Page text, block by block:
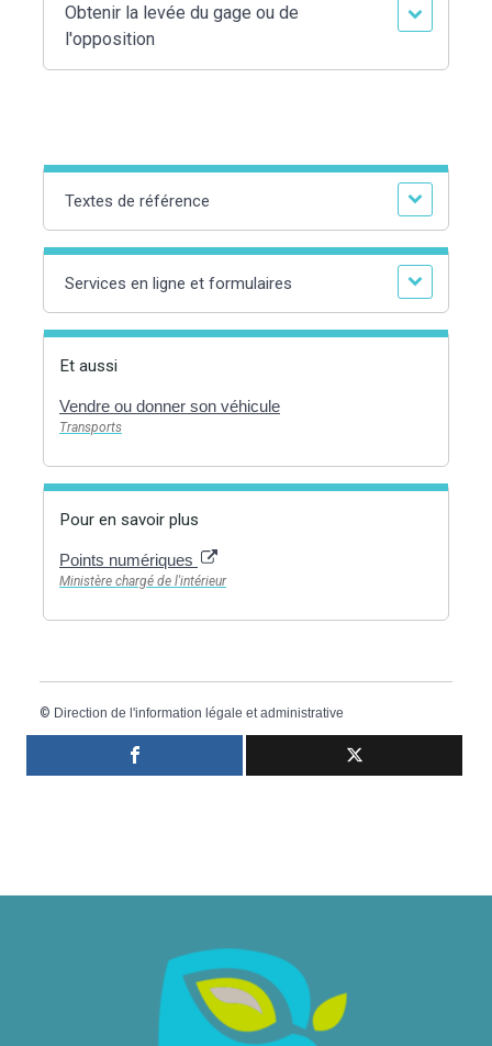
Obtenir la levée du gage ou de
l'opposition
Textes de référence
Services en ligne et formulaires
Et aussi
Vendre ou donner son véhicule
Transports
Pour en savoir plus
Points numériques
Ministère chargé de l'intérieur
© Direction de l'information légale et administrative